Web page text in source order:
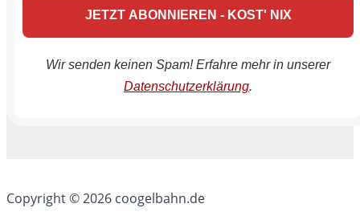
Wir senden keinen Spam! Erfahre mehr in unserer
Datenschutzerklärung.
Copyright © 2026 coogelbahn.de